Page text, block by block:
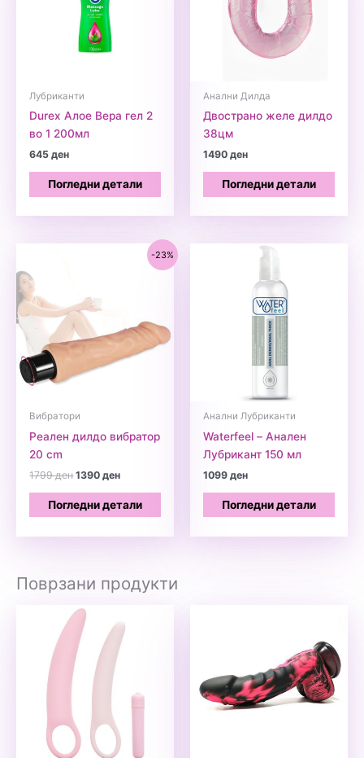
Лубриканти
Durex Алое Вера гел 2
во 1 200мл
645ден
Погледни детали
Анални Дилда
Двострано желе дилдо
38цм
1490ден
Погледни детали
-23%
Вибратори
Реален дилдо вибратор
20 cm
1799денOriginal
was:
1799 ден.
1390денCurrent
is:
Погледни детали
Анални Лубриканти
Waterfeel – Анален
Лубрикант 150 мл
1099ден
Погледни детали
Поврзани продукти